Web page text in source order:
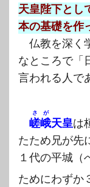
天皇陛下とし
本の基礎を作
仏教を深く
なところで「
言われる人で
嵯峨
さが
天皇は
たため兄が先
１代の平城（
ためにわずか